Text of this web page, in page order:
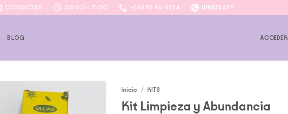
CONTACTAR 08:00 - 17:00 +593 93 961 5924 WHATSAPP
BLOG ACCEDER
Inicio / KITS
Kit Limpieza y Abundancia